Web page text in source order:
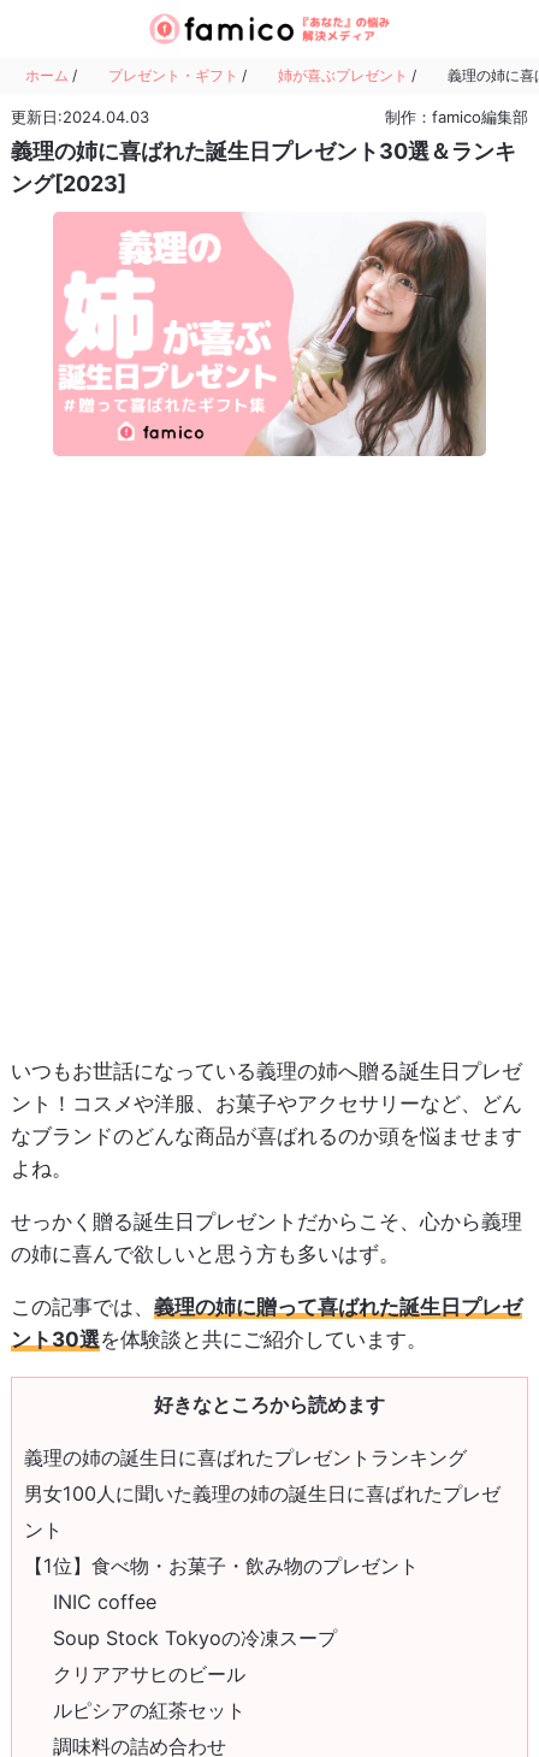
ホーム / プレゼント・ギフト / 姉が喜ぶプレゼント / 義理の姉に
更新日:2024.04.03 制作：famico編集部
義理の姉に喜ばれた誕生日プレゼント30選＆ランキ
ング[2023]
いつもお世話になっている義理の姉へ贈る誕生日プレゼ
ント！コスメや洋服、お菓子やアクセサリーなど、どん
なブランドのどんな商品が喜ばれるのか頭を悩ませます
よね。
せっかく贈る誕生日プレゼントだからこそ、心から義理
の姉に喜んで欲しいと思う方も多いはず。
この記事では、 義理の姉に贈って喜ばれた誕生日プレゼ
ント30選を体験談と共にご紹介しています。
好きなところから読めます
義理の姉の誕生日に喜ばれたプレゼントランキング
男女100人に聞いた義理の姉の誕生日に喜ばれたプレゼ
ント
【1位】食べ物・お菓子・飲み物のプレゼント
INIC coffee
Soup Stock Tokyoの冷凍スープ
クリアアサヒのビール
ルピシアの紅茶セット
調味料の詰め合わせ